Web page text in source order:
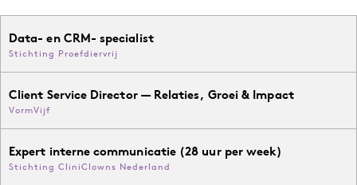
Data- en CRM- specialist
Stichting Proefdiervrij
Client Service Director — Relaties, Groei & Impact
VormVijf
Expert interne communicatie (28 uur per week)
Stichting CliniClowns Nederland